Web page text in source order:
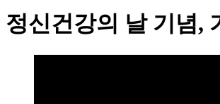
정신건강의 날 기념,